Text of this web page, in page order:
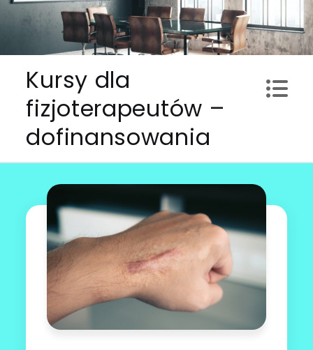
Kursy dla
fizjoterapeutów –
dofinansowania